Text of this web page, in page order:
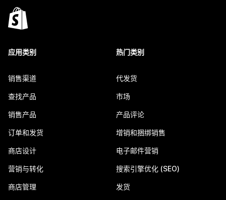
应用类别
销售渠道
查找产品
销售产品
订单和发货
商店设计
营销与转化
商店管理
热门类别
代发货
市场
产品评论
增销和捆绑销售
电子邮件营销
搜索引擎优化 (SEO)
发货